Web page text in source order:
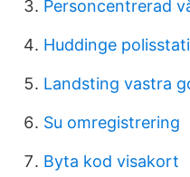
Personcentrerad
Huddinge
Landsting vastra
Su omregistrering
Byta kod visakort